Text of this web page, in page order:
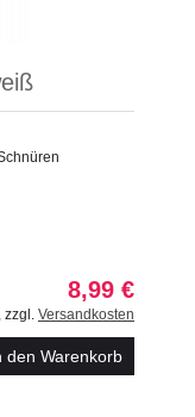
8,99 €
zzgl. Versandkosten
den Warenkorb